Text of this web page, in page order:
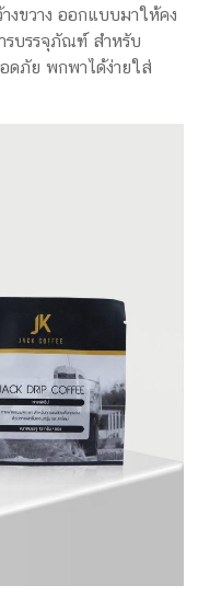
งขวาง ออกแบบมาให้คง
รบรรจุภัณฑ์ สำหรับ
ดภัย พกพาได้ง่ายใส่